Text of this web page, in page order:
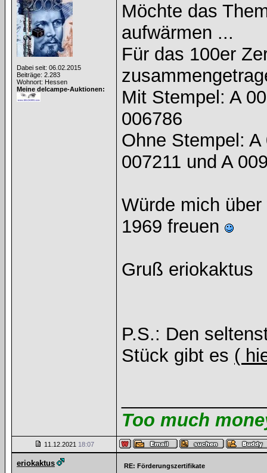
Dabei seit: 06.02.2015
Beiträge: 2.283
Wohnort: Hessen
Meine delcampe-Auktionen:
Möchte das
aufwärmen ...
Für das 100er
Mit Stempel: A
006786
Ohne Stempel: A
007211 und A
Würde mich
1969 freuen
Gruß eriokaktus
P.S.: Den
Stück gibt es (
Too much
11.12.2021 18:07
eriokaktus RE: Förderungszertifikate